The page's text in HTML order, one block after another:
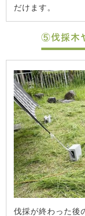
だけます。
⑤伐採木
伐採が終わった後